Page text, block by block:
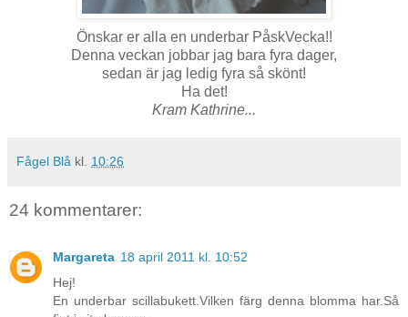
Önskar er alla en underbar PåskVecka!!
Denna veckan jobbar jag bara fyra dager,
sedan är jag ledig fyra så skönt!
Ha det!
Kram Kathrine...
Fågel Blå kl. 10:26
24 kommentarer:
Margareta 18 april 2011 kl. 10:52
Hej!
En underbar scillabukett.Vilken färg denna blomma har.Så